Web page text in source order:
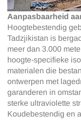
Aanpasbaarheid
Hoogtebestendig
Tadzjikistan is
meer dan 3.000
hoogte-specifieke
materialen die
ontwerpen met
garanderen in
sterke ultraviolette
Koudebestendig en